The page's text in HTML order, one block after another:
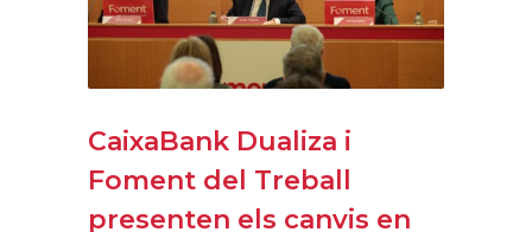
CaixaBank Dualiza i
Foment del Treball
presenten els canvis en